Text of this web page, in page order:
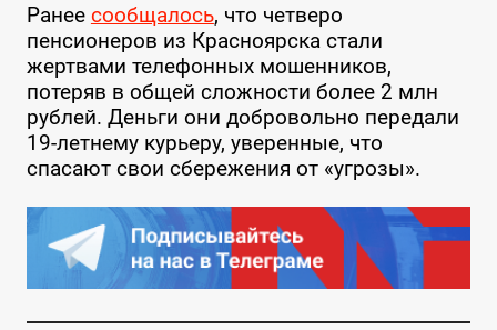
Ранее сообщалось, что четверо
пенсионеров из Красноярска стали
жертвами телефонных мошенников,
потеряв в общей сложности более 2 млн
рублей. Деньги они добровольно передали
19-летнему курьеру, уверенные, что
спасают свои сбережения от «угрозы».